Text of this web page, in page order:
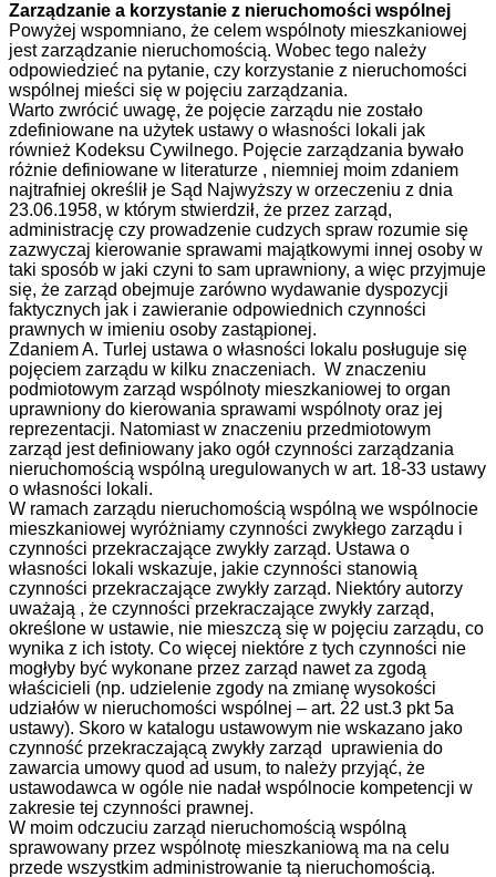
Zarządzanie a korzystanie z nieruchomości wspólnej
Powyżej wspomniano, że celem wspólnoty mieszkaniowej
jest zarządzanie nieruchomością. Wobec tego należy
odpowiedzieć na pytanie, czy korzystanie z nieruchomości
wspólnej mieści się w pojęciu zarządzania.
Warto zwrócić uwagę, że pojęcie zarządu nie zostało
zdefiniowane na użytek ustawy o własności lokali jak
również Kodeksu Cywilnego. Pojęcie zarządzania bywało
różnie definiowane w literaturze , niemniej moim zdaniem
najtrafniej określił je Sąd Najwyższy w orzeczeniu z dnia
23.06.1958, w którym stwierdził, że przez zarząd,
administrację czy prowadzenie cudzych spraw rozumie się
zazwyczaj kierowanie sprawami majątkowymi innej osoby w
taki sposób w jaki czyni to sam uprawniony, a więc przyjmuje
się, że zarząd obejmuje zarówno wydawanie dyspozycji
faktycznych jak i zawieranie odpowiednich czynności
prawnych w imieniu osoby zastąpionej.
Zdaniem A. Turlej ustawa o własności lokalu posługuje się
pojęciem zarządu w kilku znaczeniach. W znaczeniu
podmiotowym zarząd wspólnoty mieszkaniowej to organ
uprawniony do kierowania sprawami wspólnoty oraz jej
reprezentacji. Natomiast w znaczeniu przedmiotowym
zarząd jest definiowany jako ogół czynności zarządzania
nieruchomością wspólną uregulowanych w art. 18-33 ustawy
o własności lokali.
W ramach zarządu nieruchomością wspólną we wspólnocie
mieszkaniowej wyróżniamy czynności zwykłego zarządu i
czynności przekraczające zwykły zarząd. Ustawa o
własności lokali wskazuje, jakie czynności stanowią
czynności przekraczające zwykły zarząd. Niektóry autorzy
uważają , że czynności przekraczające zwykły zarząd,
określone w ustawie, nie mieszczą się w pojęciu zarządu, co
wynika z ich istoty. Co więcej niektóre z tych czynności nie
mogłyby być wykonane przez zarząd nawet za zgodą
właścicieli (np. udzielenie zgody na zmianę wysokości
udziałów w nieruchomości wspólnej – art. 22 ust.3 pkt 5a
ustawy). Skoro w katalogu ustawowym nie wskazano jako
czynność przekraczającą zwykły zarząd uprawienia do
zawarcia umowy quod ad usum, to należy przyjąć, że
ustawodawca w ogóle nie nadał wspólnocie kompetencji w
zakresie tej czynności prawnej.
W moim odczuciu zarząd nieruchomością wspólną
sprawowany przez wspólnotę mieszkaniową ma na celu
przede wszystkim administrowanie tą nieruchomością.